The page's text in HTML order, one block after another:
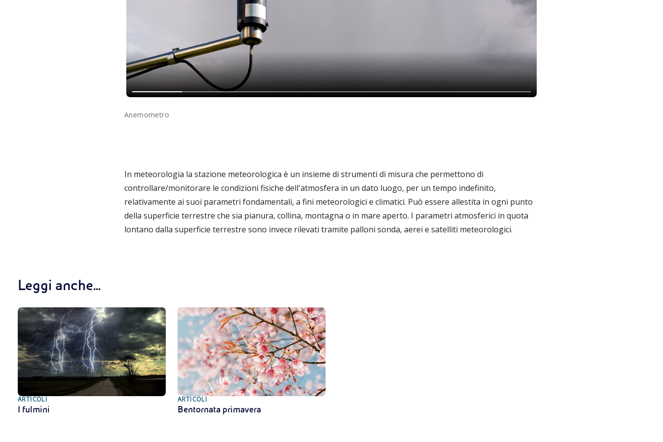
Anemometro
In meteorologia la stazione meteorologica è un insieme di strumenti di misura che permettono di
controllare/monitorare le condizioni fisiche dell'atmosfera in un dato luogo, per un tempo indefinito,
relativamente ai suoi parametri fondamentali, a fini meteorologici e climatici. Può essere allestita in ogni punto
della superficie terrestre che sia pianura, collina, montagna o in mare aperto. I parametri atmosferici in quota
lontano dalla superficie terrestre sono invece rilevati tramite palloni sonda, aerei e satelliti meteorologici.
Leggi anche...
ARTICOLI
I fulmini
ARTICOLI
Bentornata primavera